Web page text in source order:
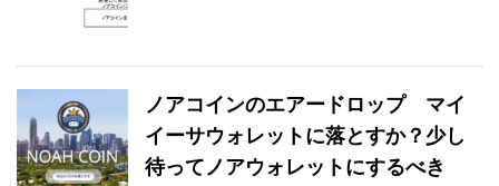
ノアコインのエアードロップ マイ
イーサウォレットに落とすか？少し
待ってノアウォレットにするべき